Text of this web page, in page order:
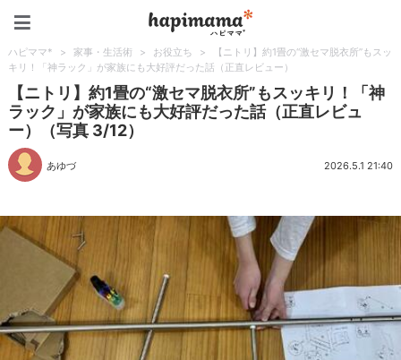
ハピママ* > 家事・生活術 > お役立ち >
【ニトリ】約1畳の“激セマ脱衣所”もスッ
キリ！「神ラック」が家族にも大好評だった話（正直レビュー）
【ニトリ】約1畳の“激セマ脱衣所”もスッキリ！「神
ラック」が家族にも大好評だった話（正直レビュ
ー）（写真 3/12）
あゆづ 2026.5.1 21:40